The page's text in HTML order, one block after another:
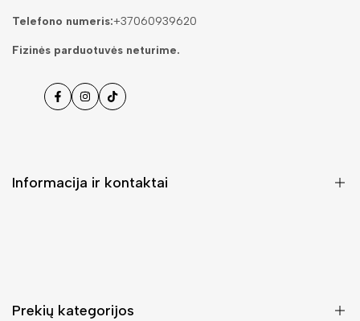
Telefono numeris:+37060939620
Fizinės parduotuvės neturime.
FacebookInstagramas
Tiktok
Informacija ir kontaktai
Prekių kategorijos